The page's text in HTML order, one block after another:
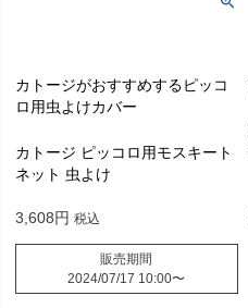
カトージがおすすめするピッコ
ロ用虫よけカバー
カトージ ピッコロ用モスキート
ネット 虫よけ
3,608 税込
販売期間
2024/07/17 10:00〜